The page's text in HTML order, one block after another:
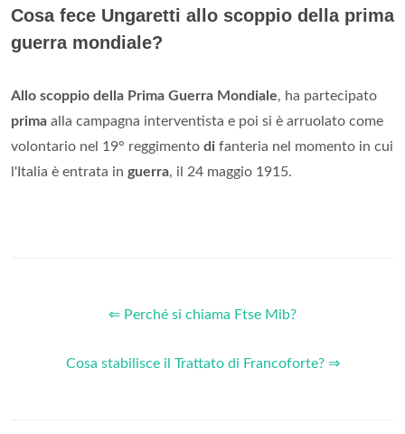
Cosa fece Ungaretti allo scoppio della prima
guerra mondiale?
Allo scoppio della Prima Guerra Mondiale, ha partecipato
prima alla campagna interventista e poi si è arruolato come
volontario nel 19° reggimento di fanteria nel momento in cui
l'Italia è entrata in guerra, il 24 maggio 1915.
⇐ Perché si chiama Ftse Mib?
Cosa stabilisce il Trattato di Francoforte? ⇒